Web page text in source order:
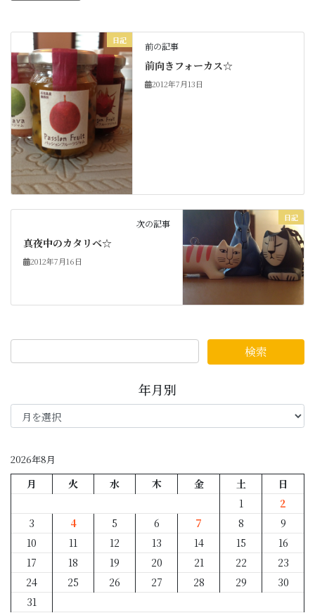
日記
前の記事
前向きフォーカス☆
2012年7月13日
日記
次の記事
真夜中のカタリベ☆
2012年7月16日
年月別
年
月
2026年8月
月 火 水 木 金 土
日
1
2
3
4 5 6 7 8
9
10
11 12 13 14 15
16
17
18 19 20 21 22
23
24
25 26 27 28 29
30
31